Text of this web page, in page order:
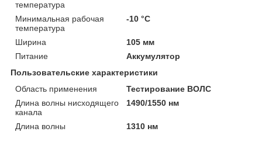
температура
Минимальная рабочая
температура
-10 °С
Ширина
105 мм
Питание
Аккумулятор
Пользовательские характеристики
Область применения
Тестирование ВОЛС
Длина волны нисходящего
канала
1490/1550 нм
Длина волны 1310 нм